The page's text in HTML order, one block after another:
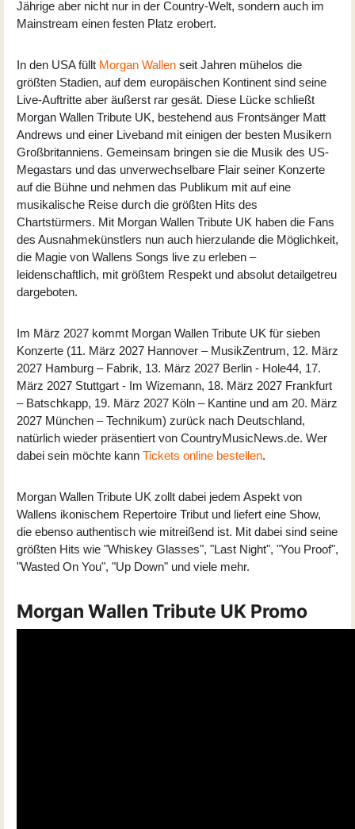
Jährige aber nicht nur in der Country-Welt, sondern auch im
Mainstream einen festen Platz erobert.
In den USA füllt Morgan Wallen seit Jahren mühelos die
größten Stadien, auf dem europäischen Kontinent sind seine
Live-Auftritte aber äußerst rar gesät. Diese Lücke schließt
Morgan Wallen Tribute UK, bestehend aus Frontsänger Matt
Andrews und einer Liveband mit einigen der besten Musikern
Großbritanniens. Gemeinsam bringen sie die Musik des US-
Megastars und das unverwechselbare Flair seiner Konzerte
auf die Bühne und nehmen das Publikum mit auf eine
musikalische Reise durch die größten Hits des
Chartstürmers. Mit Morgan Wallen Tribute UK haben die Fans
des Ausnahmekünstlers nun auch hierzulande die Möglichkeit,
die Magie von Wallens Songs live zu erleben –
leidenschaftlich, mit größtem Respekt und absolut detailgetreu
dargeboten.
Im März 2027 kommt Morgan Wallen Tribute UK für sieben
Konzerte (11. März 2027 Hannover – MusikZentrum, 12. März
2027 Hamburg – Fabrik, 13. März 2027 Berlin - Hole44, 17.
März 2027 Stuttgart - Im Wizemann, 18. März 2027 Frankfurt
– Batschkapp, 19. März 2027 Köln – Kantine und am 20. März
2027 München – Technikum) zurück nach Deutschland,
natürlich wieder präsentiert von CountryMusicNews.de. Wer
dabei sein möchte kann Tickets online bestellen.
Morgan Wallen Tribute UK zollt dabei jedem Aspekt von
Wallens ikonischem Repertoire Tribut und liefert eine Show,
die ebenso authentisch wie mitreißend ist. Mit dabei sind seine
größten Hits wie "Whiskey Glasses", "Last Night", "You Proof",
"Wasted On You", "Up Down" und viele mehr.
Morgan Wallen Tribute UK Promo